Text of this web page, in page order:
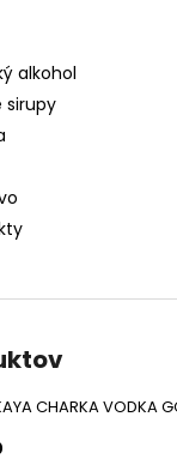
alkohol
sirupy
CHARKA VODKA